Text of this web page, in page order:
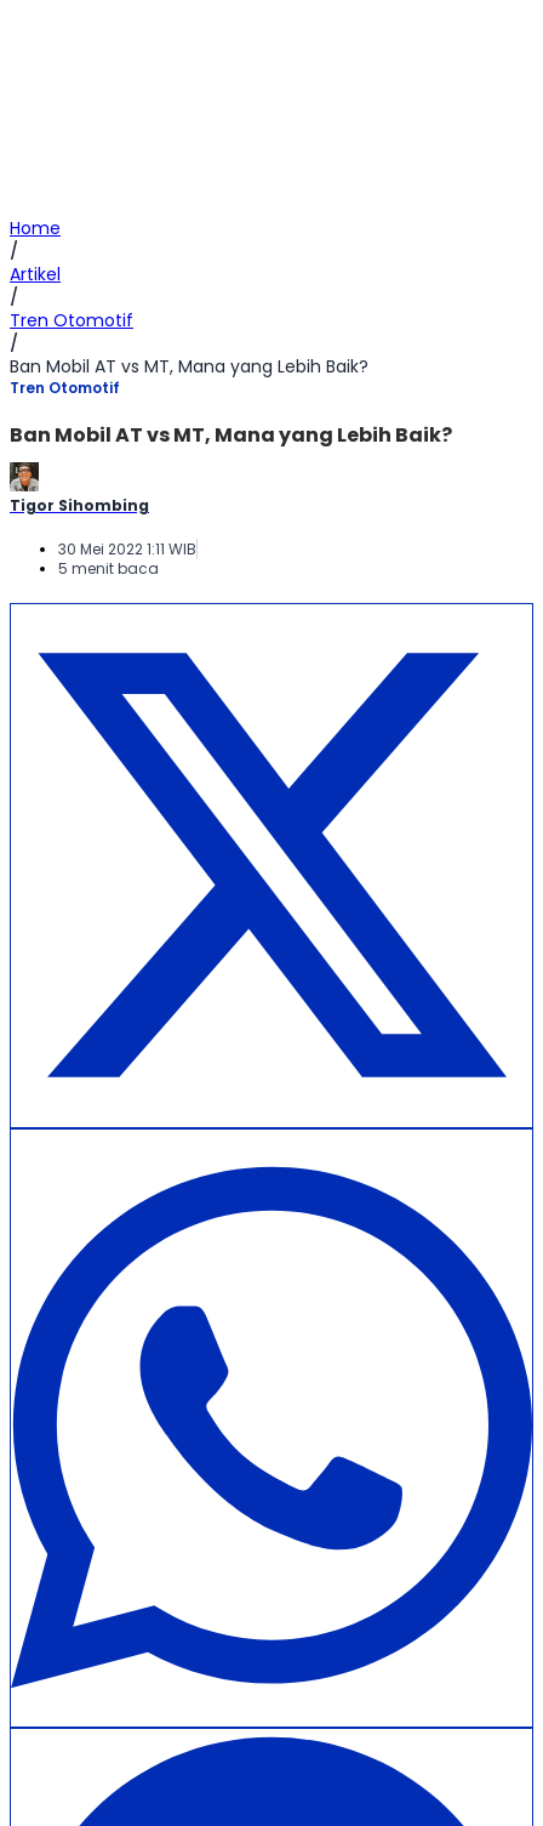
Home
/
Artikel
/
Tren Otomotif
/
Ban Mobil AT vs MT, Mana yang Lebih Baik?
Tren Otomotif
Ban Mobil AT vs MT, Mana yang Lebih Baik?
Tigor Sihombing
30 Mei 2022 1:11 WIB
5 menit baca